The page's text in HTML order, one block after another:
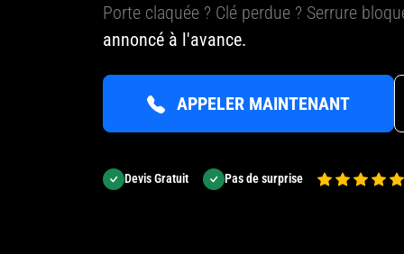
Porte claquée ? Clé perdue ? Serrure
annoncé à l'avance.
APPELER MAINTENANT
Devis Gratuit Pas de surprise